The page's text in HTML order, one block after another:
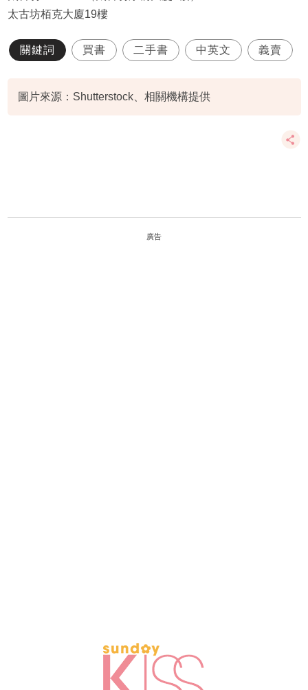
太古坊栢克大廈19樓
關鍵詞 買書 二手書 中英文 義賣
圖片來源：Shutterstock、相關機構提供
廣告